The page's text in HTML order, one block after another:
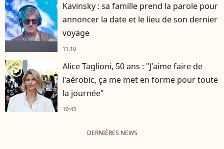
Kavinsky : sa famille prend la parole pour
annoncer la date et le lieu de son dernier
voyage
11:10
player2
Alice Taglioni, 50 ans : "J'aime faire de
l'aérobic, ça me met en forme pour toute
la journée"
10:43
DERNIÈRES NEWS